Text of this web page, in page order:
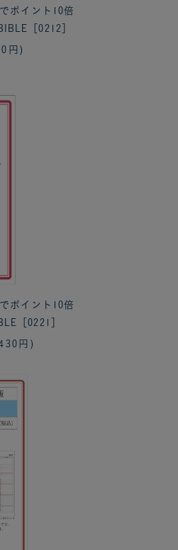
ポイント10倍
［0212］
円)
ポイント10倍
［0221］
円)